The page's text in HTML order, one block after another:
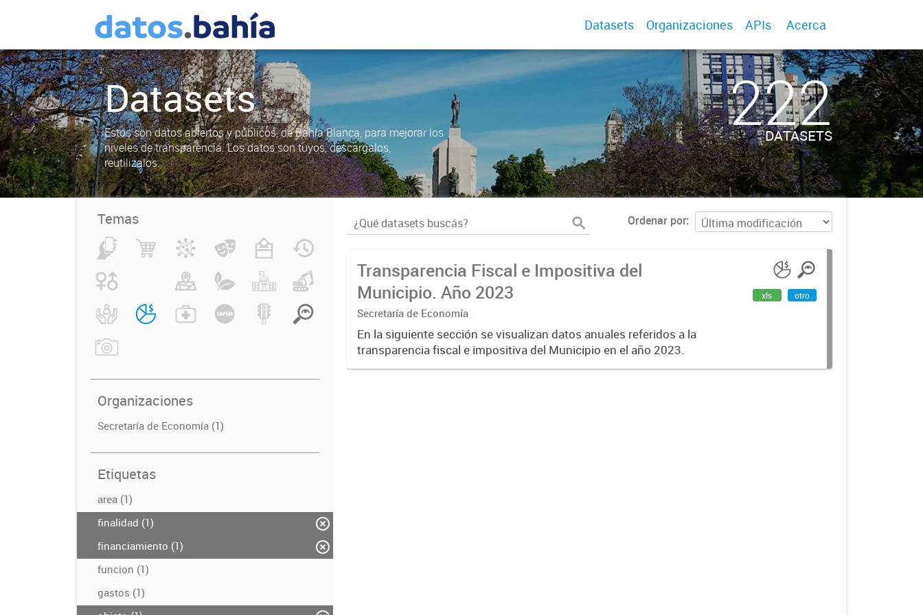
Datasets Organizaciones APIs Acerca
Datasets
Estos son datos abiertos y públicos, de Bahía Blanca, para mejorar los
niveles de transparencia. Los datos son tuyos, descargalos,
reutilizalos.
222
DATASETS
Temas
Organizaciones
Secretaría de Economía (1)
Etiquetas
area (1)
finalidad (1)
financiamiento (1)
funcion (1)
gastos (1)
Ordenar por
Transparencia Fiscal e Impositiva del
Municipio. Año 2023
Secretaría de Economía
En la siguiente sección se visualizan datos anuales referidos a la
transparencia fiscal e impositiva del Municipio en el año 2023.
xls otro